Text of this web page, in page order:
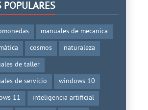
POPULARES
manuales de mecanica
cosmos
naturaleza
de taller
de servicio
windows 10
11
inteligencia artificial